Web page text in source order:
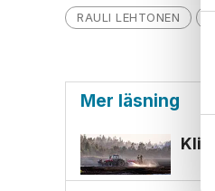
RAULI LEHTONEN
Mer läsning